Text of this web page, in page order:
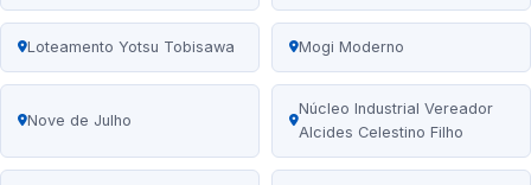
Loteamento Yotsu Tobisawa Mogi Moderno
Nove de Julho
Núcleo Industrial Vereador
Alcides Celestino Filho